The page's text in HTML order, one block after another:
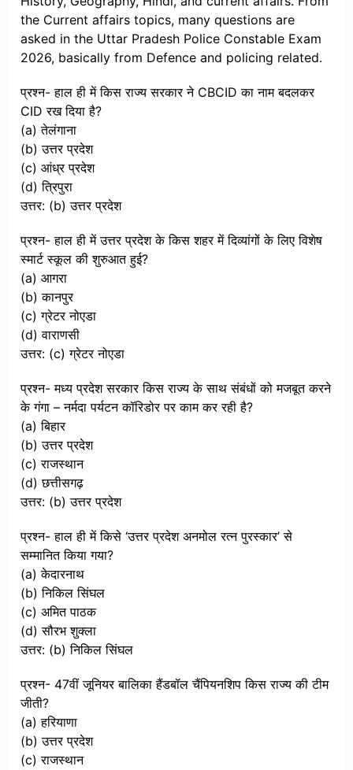
the Current affairs topics, many questions are
asked in the Uttar Pradesh Police Constable Exam
2026, basically from Defence and policing related.
प्रश्न- हाल ही में किस राज्य सरकार ने CBCID का नाम बदलकर
CID रख दिया है?
(a) तेलंगाना
(b) उत्तर प्रदेश
(c) आंध्र प्रदेश
(d) त्रिपुरा
उत्तर: (b) उत्तर प्रदेश
प्रश्न- हाल ही में उत्तर प्रदेश के किस शहर में दिव्यांगों के लिए विशेष
स्मार्ट स्कूल की शुरुआत हुई?
(a) आगरा
(b) कानपुर
(c) ग्रेटर नोएडा
(d) वाराणसी
उत्तर: (c) ग्रेटर नोएडा
प्रश्न- मध्य प्रदेश सरकार किस राज्य के साथ संबंधों को मजबूत करने
के गंगा – नर्मदा पर्यटन कॉरिडोर पर काम कर रही है?
(a) बिहार
(b) उत्तर प्रदेश
(c) राजस्थान
(d) छत्तीसगढ़
उत्तर: (b) उत्तर प्रदेश
प्रश्न- हाल ही में किसे ‘उत्तर प्रदेश अनमोल रत्न पुरस्कार’ से
सम्मानित किया गया?
(a) केदारनाथ
(b) निकिल सिंघल
(c) अमित पाठक
(d) सौरभ शुक्ला
उत्तर: (b) निकिल सिंघल
प्रश्न- 47वीं जूनियर बालिका हैंडबॉल चैंपियनशिप किस राज्य की टीम
जीती?
(a) हरियाणा
(b) उत्तर प्रदेश
(c) राजस्थान